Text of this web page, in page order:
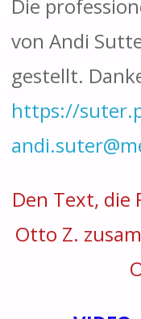
Die
von Andi
gestellt.
https://
Den Text, die
Otto Z.